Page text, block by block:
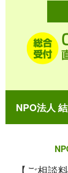
NPO法人